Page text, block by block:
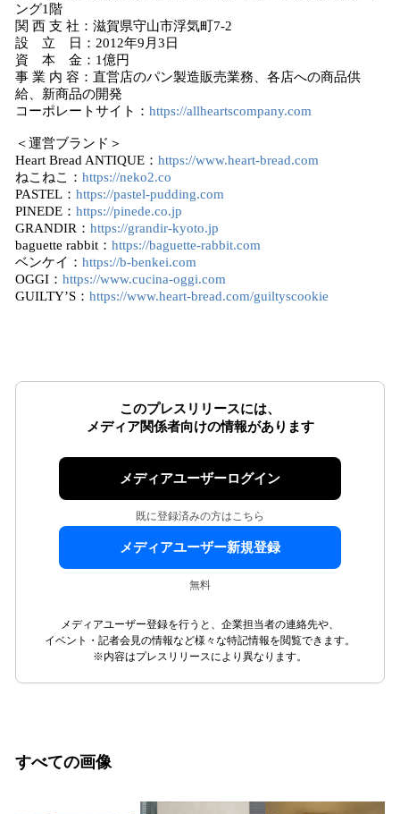
ング1階
関 西 支 社：滋賀県守山市浮気町7-2
設 立 日：2012年9月3日
資 本 金：1億円
事 業 内 容：直営店のパン製造販売業務、各店への商品供
給、新商品の開発
コーポレートサイト： https://allheartscompany.com
＜運営ブランド＞
Heart Bread ANTIQUE： https://www.heart-bread.com
ねこねこ： https://neko2.co
PASTEL： https://pastel-pudding.com
PINEDE： https://pinede.co.jp
GRANDIR： https://grandir-kyoto.jp
baguette rabbit： https://baguette-rabbit.com
ベンケイ： https://b-benkei.com
OGGI： https://www.cucina-oggi.com
GUILTYʼS： https://www.heart-bread.com/guiltyscookie
このプレスリリースには、
メディア関係者向けの情報があります
メディアユーザーログイン
既に登録済みの方はこちら
メディアユーザー新規登録
無料
メディアユーザー登録を行うと、企業担当者の連絡先や、
イベント・記者会見の情報など様々な特記情報を閲覧できます。
※内容はプレスリリースにより異なります。
すべての画像